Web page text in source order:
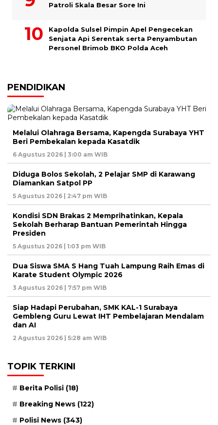
Patroli Skala Besar Sore Ini
Kapolda Sulsel Pimpin Apel Pengecekan
Senjata Api Serentak serta Penyambutan
Personel Brimob BKO Polda Aceh
PENDIDIKAN
Melalui Olahraga Bersama, Kapengda Surabaya YHT
Beri Pembekalan kepada Kasatdik
6 Agustus 2026 | 3:00 am WIB
Diduga Bolos Sekolah, 2 Pelajar SMP di Karawang
Diamankan Satpol PP
5 Agustus 2026 | 2:47 pm WIB
Kondisi SDN Brakas 2 Memprihatinkan, Kepala
Sekolah Berharap Bantuan Pemerintah Hingga
Presiden
5 Agustus 2026 | 1:03 pm WIB
Dua Siswa SMA S Hang Tuah Lampung Raih Emas di
Karate Student Olympic 2026
3 Agustus 2026 | 7:57 pm WIB
Siap Hadapi Perubahan, SMK KAL-1 Surabaya
Gembleng Guru Lewat IHT Pembelajaran Mendalam
dan AI
2 Agustus 2026 | 5:28 am WIB
TOPIK TERKINI
Berita Polisi (18)
Breaking News (122)
Polisi News (343)